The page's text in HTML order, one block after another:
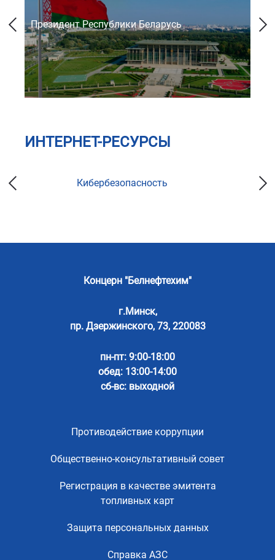
Президент Республики Беларусь
ИНТЕРНЕТ-РЕСУРСЫ
Кибербезопасность
Концерн "Белнефтехим"
г.Минск,
пр. Дзержинского, 73, 220083
пн-пт: 9:00-18:00
обед: 13:00-14:00
сб-вс: выходной
Противодействие коррупции
Общественно-консультативный совет
Регистрация в качестве эмитента
топливных карт
Защита персональных данных
Справка АЗС